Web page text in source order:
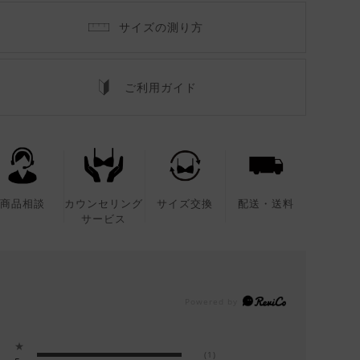
サイズの測り方
ご利用ガイド
商品相談
カウンセリング
サービス
サイズ交換 配送・送料
★
(1)